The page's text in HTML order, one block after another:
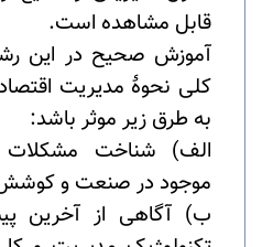
قابل مشاهده است.
آموزش صحیح در این
کلی نحوۀ مدیریت
به طرق زیر موثر باشد:
الف) شناخت مشکلات
موجود در صنعت و
ب) آگاهی از آخرین